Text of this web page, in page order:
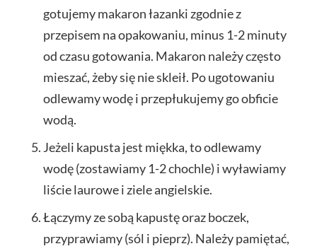
gotujemy makaron łazanki zgodnie z
przepisem na opakowaniu, minus 1-2 minuty
od czasu gotowania. Makaron należy często
mieszać, żeby się nie skleił. Po ugotowaniu
odlewamy wodę i przepłukujemy go obficie
wodą.
Jeżeli kapusta jest miękka, to odlewamy
wodę (zostawiamy 1-2 chochle) i wyławiamy
liście laurowe i ziele angielskie.
Łączymy ze sobą kapustę oraz boczek,
przyprawiamy (sól i pieprz). Należy pamiętać,